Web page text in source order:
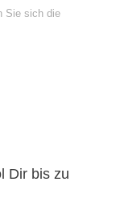
Sie sich die
Dir bis zu